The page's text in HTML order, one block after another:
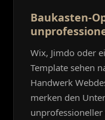
Baukasten-
Wix, Jimdo oder
Template sehen
Handwerk
merken den
unprofessioneller